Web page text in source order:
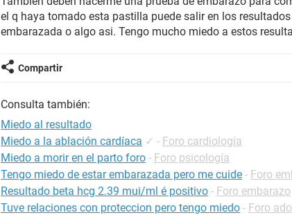
el q haya tomado esta pastilla puede salir en los
embarazada o algo asi. Tengo mucho miedo a estos
Compartir
Consulta también:
Miedo al resultado
Miedo a la ablación cardíaca ✓ - Foro cardiología
Miedo a morir en el parto foro - Foro psicología
Tengo miedo de estar embarazada pero me cuide - Foro
Resultado beta hcg 2.39 mui/ml é positivo - Foro embarazo
Tuve relaciones con proteccion pero tengo miedo - Foro